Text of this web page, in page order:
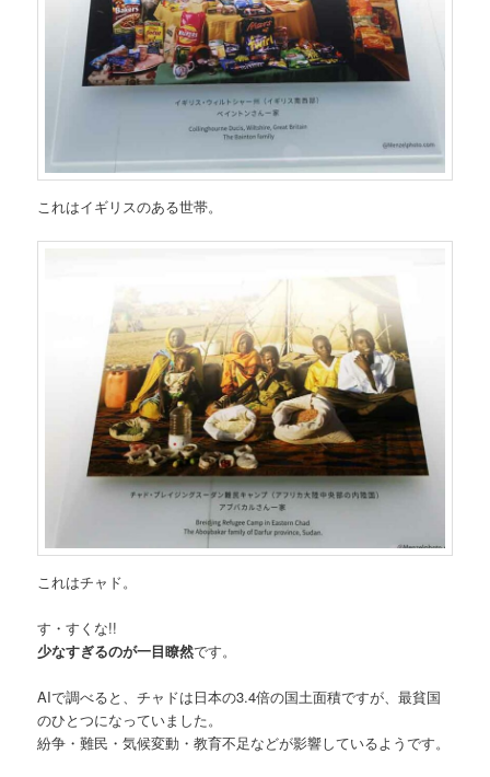
これはイギリスのある世帯。
これはチャド。
す・すくな!!
少なすぎるのが一目瞭然です。
AIで調べると、チャドは日本の3.4倍の国土面積ですが、最貧国
のひとつになっていました。
紛争・難民・気候変動・教育不足などが影響しているようです。